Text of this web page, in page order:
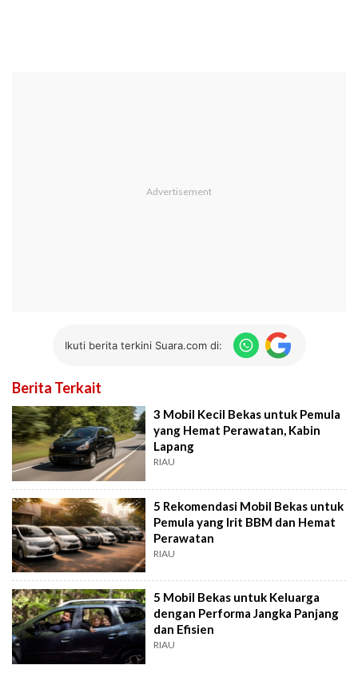
Ikuti berita terkini Suara.com di:
Berita Terkait
3 Mobil Kecil Bekas untuk Pemula
yang Hemat Perawatan, Kabin
Lapang
RIAU
5 Rekomendasi Mobil Bekas untuk
Pemula yang Irit BBM dan Hemat
Perawatan
RIAU
5 Mobil Bekas untuk Keluarga
dengan Performa Jangka Panjang
dan Efisien
RIAU